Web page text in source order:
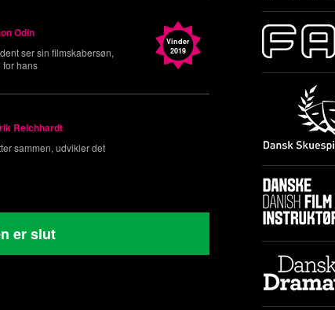
Odin
ser sin filmskabersøn,
for hans
Vinder
2019
Reichhardt
sammen, udvikler det
er slut